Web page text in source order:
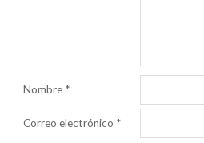
Nombre *
Correo electrónico *